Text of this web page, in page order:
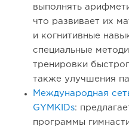
выполнять
что развивает их
и когнитивные
специальные
тренировки
также улучшения
Международная
GYMKIDs:
программы